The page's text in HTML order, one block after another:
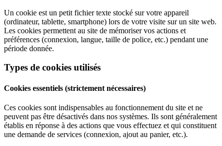
Un cookie est un petit fichier texte stocké sur votre appareil
(ordinateur, tablette, smartphone) lors de votre visite sur un site web.
Les cookies permettent au site de mémoriser vos actions et
préférences (connexion, langue, taille de police, etc.) pendant une
période donnée.
Types de cookies utilisés
Cookies essentiels (strictement nécessaires)
Ces cookies sont indispensables au fonctionnement du site et ne
peuvent pas être désactivés dans nos systèmes. Ils sont généralement
établis en réponse à des actions que vous effectuez et qui constituent
une demande de services (connexion, ajout au panier, etc.).